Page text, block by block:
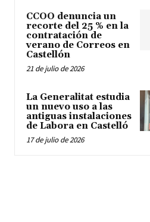
CCOO denuncia un
recorte del 25 % en la
contratación de
verano de Correos en
Castellón
21 de julio de 2026
La Generalitat estudia
un nuevo uso a las
antiguas instalaciones
de Labora en Castelló
17 de julio de 2026